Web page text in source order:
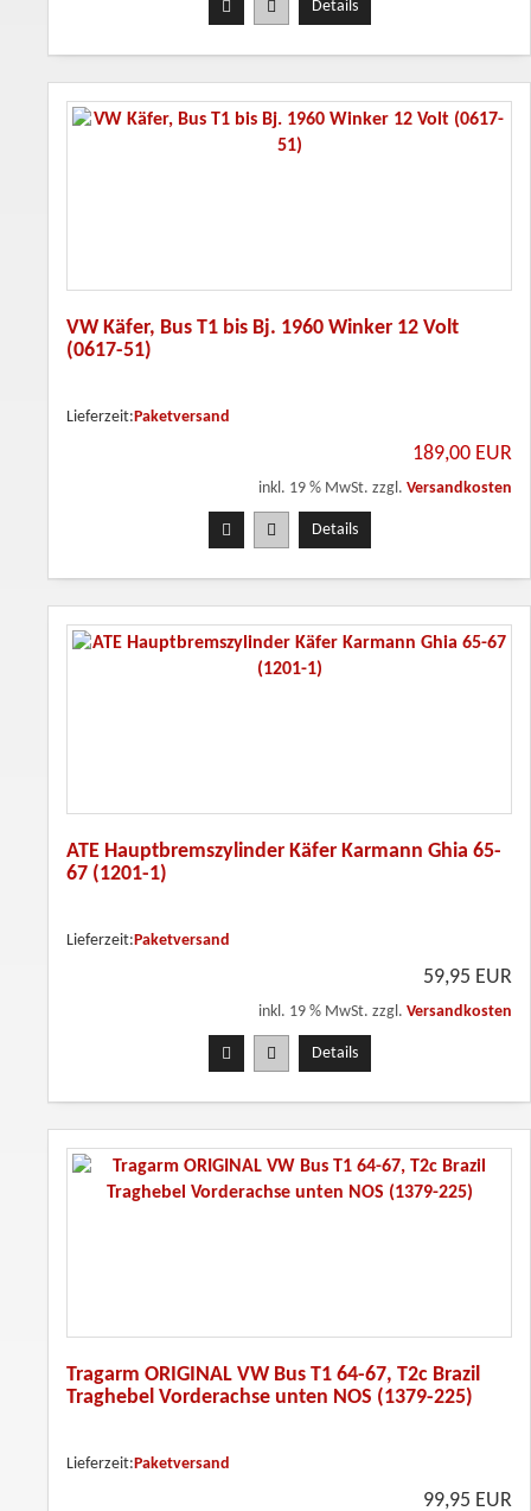
Details
VW Käfer, Bus T1 bis Bj. 1960 Winker 12 Volt
(0617-51)
Lieferzeit: Paketversand
189,00 EUR
inkl. 19 % MwSt. zzgl. Versandkosten
Details
ATE Hauptbremszylinder Käfer Karmann Ghia 65-
67 (1201-1)
Lieferzeit: Paketversand
59,95 EUR
inkl. 19 % MwSt. zzgl. Versandkosten
Details
Tragarm ORIGINAL VW Bus T1 64-67, T2c Brazil
Traghebel Vorderachse unten NOS (1379-225)
Lieferzeit: Paketversand
99,95 EUR